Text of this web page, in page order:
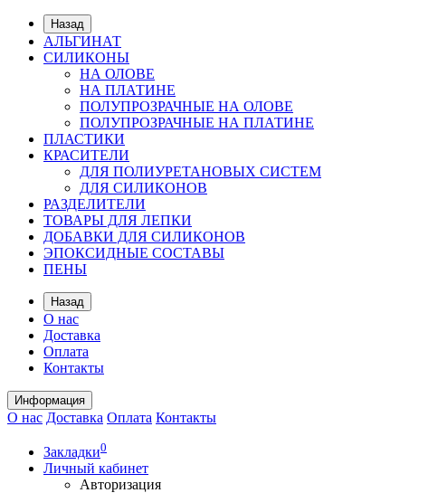
Назад
АЛЬГИНАТ
СИЛИКОНЫ
НА ОЛОВЕ
НА ПЛАТИНЕ
ПОЛУПРОЗРАЧНЫЕ НА ОЛОВЕ
ПОЛУПРОЗРАЧНЫЕ НА ПЛАТИНЕ
ПЛАСТИКИ
КРАСИТЕЛИ
ДЛЯ ПОЛИУРЕТАНОВЫХ СИСТЕМ
ДЛЯ СИЛИКОНОВ
РАЗДЕЛИТЕЛИ
ТОВАРЫ ДЛЯ ЛЕПКИ
ДОБАВКИ ДЛЯ СИЛИКОНОВ
ЭПОКСИДНЫЕ СОСТАВЫ
ПЕНЫ
Назад
О нас
Доставка
Оплата
Контакты
Информация
О нас Доставка Оплата Контакты
Закладки0
Личный кабинет
Авторизация